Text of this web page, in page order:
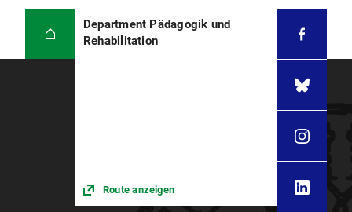
Department Pädagogik und
Rehabilitation
Route anzeigen